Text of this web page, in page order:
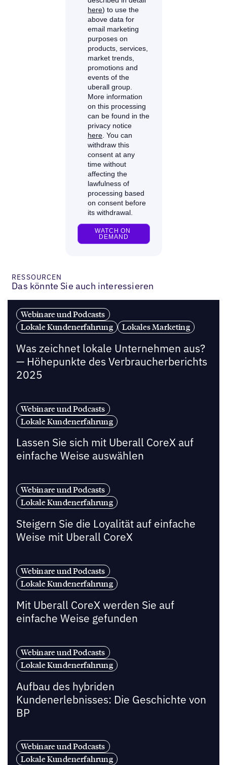
RESSOURCEN
Das könnte Sie auch interessieren
Webinare und Podcasts
Lokale Kundenerfahrung
Lokales Marketing
Was zeichnet lokale Unternehmen aus?
— Höhepunkte des Verbraucherberichts
2025
Webinare und Podcasts
Lokale Kundenerfahrung
Lassen Sie sich mit Uberall CoreX auf
einfache Weise auswählen
Webinare und Podcasts
Lokale Kundenerfahrung
Steigern Sie die Loyalität auf einfache
Weise mit Uberall CoreX
Webinare und Podcasts
Lokale Kundenerfahrung
Mit Uberall CoreX werden Sie auf
einfache Weise gefunden
Webinare und Podcasts
Lokale Kundenerfahrung
Aufbau des hybriden
Kundenerlebnisses: Die Geschichte von
BP
Webinare und Podcasts
Lokale Kundenerfahrung